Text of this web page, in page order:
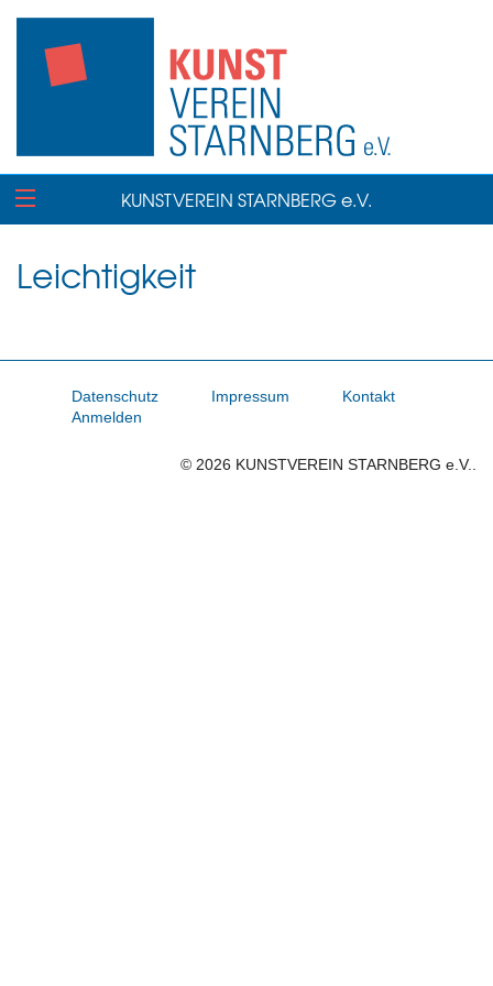
KUNSTVEREIN STARNBERG e.V.
Leichtigkeit
Datenschutz Impressum
Kontakt
Anmelden
© 2026 KUNSTVEREIN STARNBERG e.V..